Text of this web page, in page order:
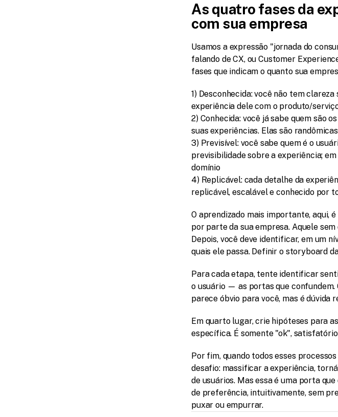
As quatro fases da
com sua empresa
Usamos a expressão "jornada do
falando de CX, ou Customer
fases que indicam o quanto sua
1) Desconhecida: você não tem
experiência dele com o produto/
2) Conhecida: você já sabe quem são
suas experiências. Elas são
3) Previsível: você sabe quem é o
previsibilidade sobre a experiência;
domínio
4) Replicável: cada detalhe da
replicável, escalável e conhecido por
O aprendizado mais importante, aqui,
por parte da sua empresa. Aquele
Depois, você deve identificar, em um
quais ele passa. Definir o storyboard
Para cada etapa, tente identificar
o usuário — as portas que confundem.
parece óbvio para você, mas é
Em quarto lugar, crie hipóteses para
específica. É somente "ok",
Por fim, quando todos esses
desafio: massificar a experiência,
de usuários. Mas essa é uma porta
de preferência, intuitivamente, sem
puxar ou empurrar.